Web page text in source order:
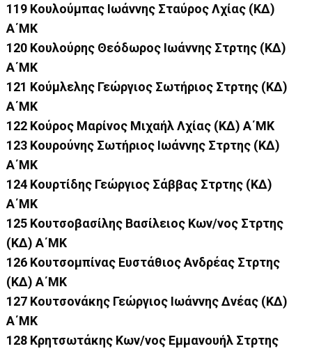
119 Κουλούμπας Ιωάννης Σταύρος Λχίας (ΚΔ)
Α΄ΜΚ
120 Κουλούρης Θεόδωρος Ιωάννης Στρτης (ΚΔ)
Α΄ΜΚ
121 Κούμλελης Γεώργιος Σωτήριος Στρτης (ΚΔ)
Α΄ΜΚ
122 Κούρος Μαρίνος Μιχαήλ Λχίας (ΚΔ) Α΄ΜΚ
123 Κουρούνης Σωτήριος Ιωάννης Στρτης (ΚΔ)
Α΄ΜΚ
124 Κουρτίδης Γεώργιος Σάββας Στρτης (ΚΔ)
Α΄ΜΚ
125 Κουτσοβασίλης Βασίλειος Κων/νος Στρτης
(ΚΔ) Α΄ΜΚ
126 Κουτσομπίνας Ευστάθιος Ανδρέας Στρτης
(ΚΔ) Α΄ΜΚ
127 Κουτσονάκης Γεώργιος Ιωάννης Δνέας (ΚΔ)
Α΄ΜΚ
128 Κρητσωτάκης Κων/νος Εμμανουήλ Στρτης